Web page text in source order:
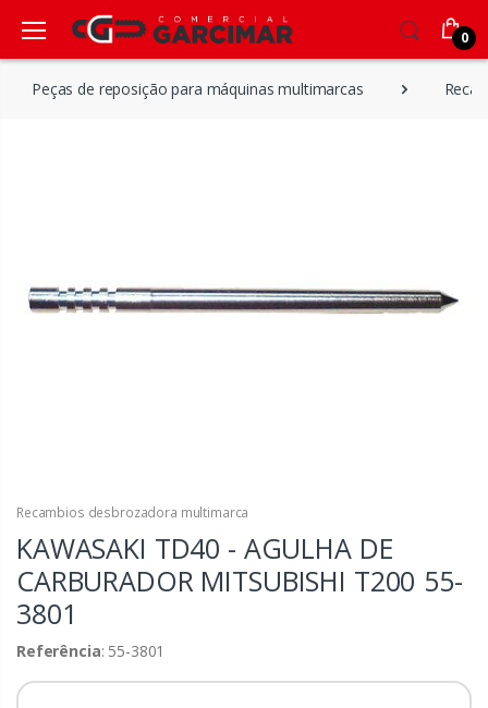
0
Peças de reposição para máquinas multimarcas
Recambios desbrozadora multimarca
KAWASAKI TD40 - AGULHA DE
CARBURADOR MITSUBISHI T200 55-
3801
Referência: 55-3801